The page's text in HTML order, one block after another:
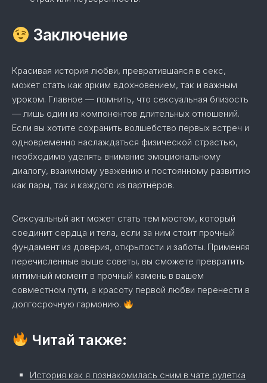
Заключение
Красивая история любви, превратившаяся в секс,
может стать как ярким вдохновением, так и важным
уроком. Главное — помнить, что сексуальная близость
— лишь один из компонентов длительных отношений.
Если вы хотите сохранить волшебство первых встреч и
одновременно наслаждаться физической страстью,
необходимо уделять внимание эмоциональному
диалогу, взаимному уважению и постоянному развитию
как пары, так и каждого из партнёров.
Сексуальный акт может стать тем мостом, который
соединит сердца и тела, если за ним стоит прочный
фундамент из доверия, открытости и заботы. Применяя
перечисленные выше советы, вы сможете превратить
интимный момент в прочный камень в вашем
совместном пути, а красоту первой любви перенести в
долгосрочную гармонию.
Читай также:
История как я познакомилась сним в чате рулетка